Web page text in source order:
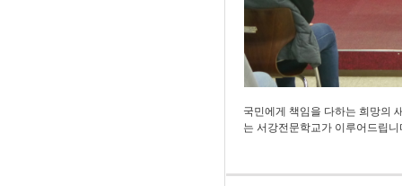
국민에게 책임을 다하는 희망의
는 서강전문학교가 이루어드립니